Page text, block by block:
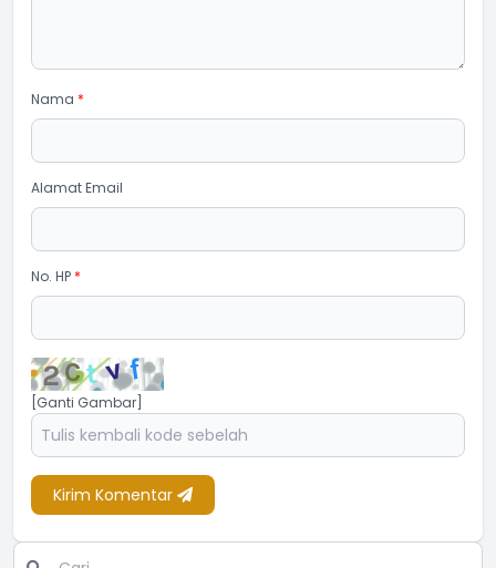
Nama *
Alamat Email
No. HP *
[Ganti Gambar]
Kirim Komentar